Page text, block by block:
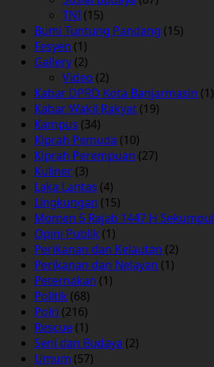
TNI (15)
Bumi Tuntung Pandang (15)
Fesyen (1)
Gallery (2)
Video (2)
Kabar DPRD Kota Banjarmasin (1)
Kabar Wakil Rakyat (19)
Kampus (34)
Kiprah Pemuda (10)
Kiprah Perempuan (27)
Kuliner (3)
Laka Lantas (4)
Lingkungan (15)
Momen 5 Rajab 1447 H Sekumpul
Opini Publik (1)
Perikanan dan Kelautan (2)
Perikanan dan Nelayan (1)
Peternakan (1)
Politik (68)
Polri (216)
Rescue (1)
Seni dan Budaya (2)
Umum (57)